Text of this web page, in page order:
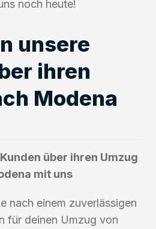
noch heute!
unsere
ihren
Modena
über ihren Umzug
mit uns
nach einem zuverlässigen
für deinen Umzug von